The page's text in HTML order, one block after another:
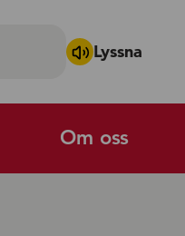
Lyssna
Om oss